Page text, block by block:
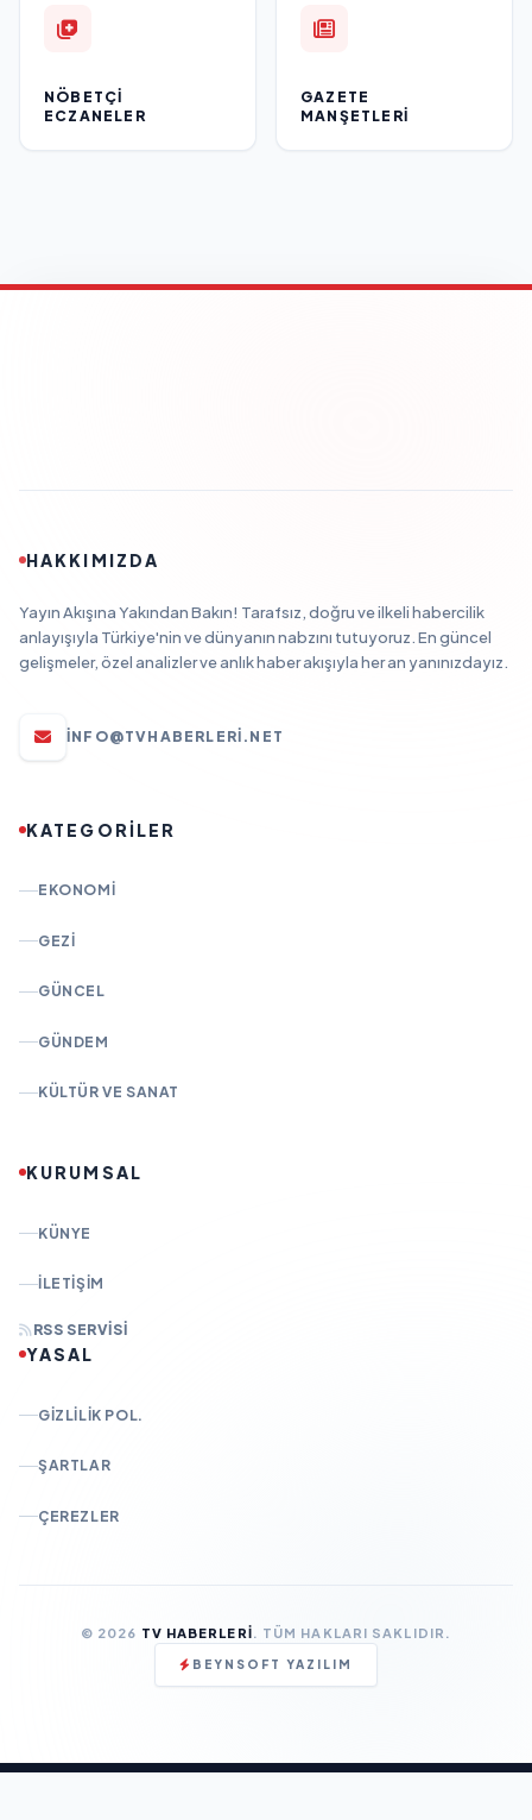
NÖBETÇI
ECZANELER
GAZETE
MANŞETLERI
HAKKIMIZDA
Yayın Akışına Yakından Bakın! Tarafsız, doğru ve ilkeli habercilik
anlayışıyla Türkiye'nin ve dünyanın nabzını tutuyoruz. En güncel
gelişmeler, özel analizler ve anlık haber akışıyla her an yanınızdayız.
INFO@TVHABERLERI.NET
KATEGORİLER
EKONOMI
GEZI
GÜNCEL
GÜNDEM
KÜLTÜR VE SANAT
KURUMSAL
KÜNYE
İLETIŞIM
RSS SERVISI
YASAL
GIZLILIK POL.
ŞARTLAR
ÇEREZLER
© 2026 TV HABERLERI. TÜM HAKLARI SAKLIDIR.
BEYNSOFT YAZILIM